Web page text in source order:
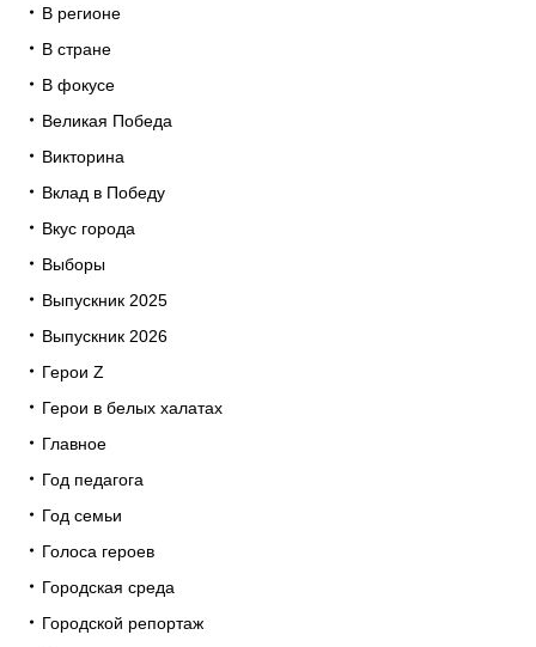
В регионе
В стране
В фокусе
Великая Победа
Викторина
Вклад в Победу
Вкус города
Выборы
Выпускник 2025
Выпускник 2026
Герои Z
Герои в белых халатах
Главное
Год педагога
Год семьи
Голоса героев
Городская среда
Городской репортаж